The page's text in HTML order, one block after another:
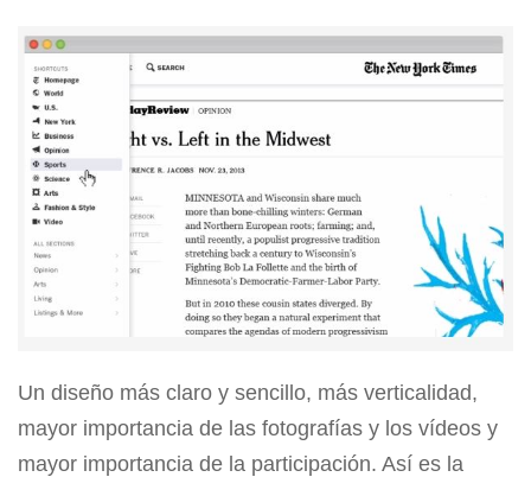
Un diseño más claro y sencillo, más verticalidad,
mayor importancia de las fotografías y los vídeos y
mayor importancia de la participación. Así es la